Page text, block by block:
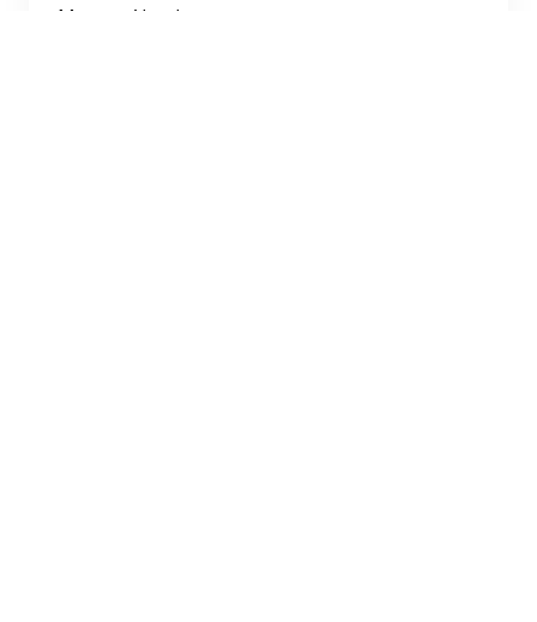
Master-Absolventen...